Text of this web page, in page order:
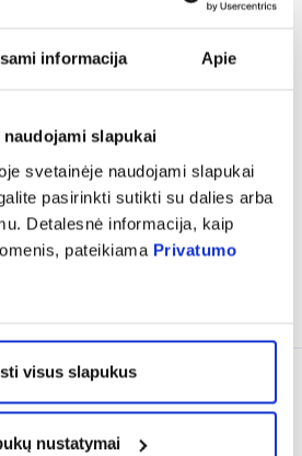
informacija Apie
slapukai
svetainėje naudojami slapukai
pasirinkti sutikti su dalies arba
Detalesnė informacija, kaip
pateikiama Privatumo
visus slapukus
nustatymai